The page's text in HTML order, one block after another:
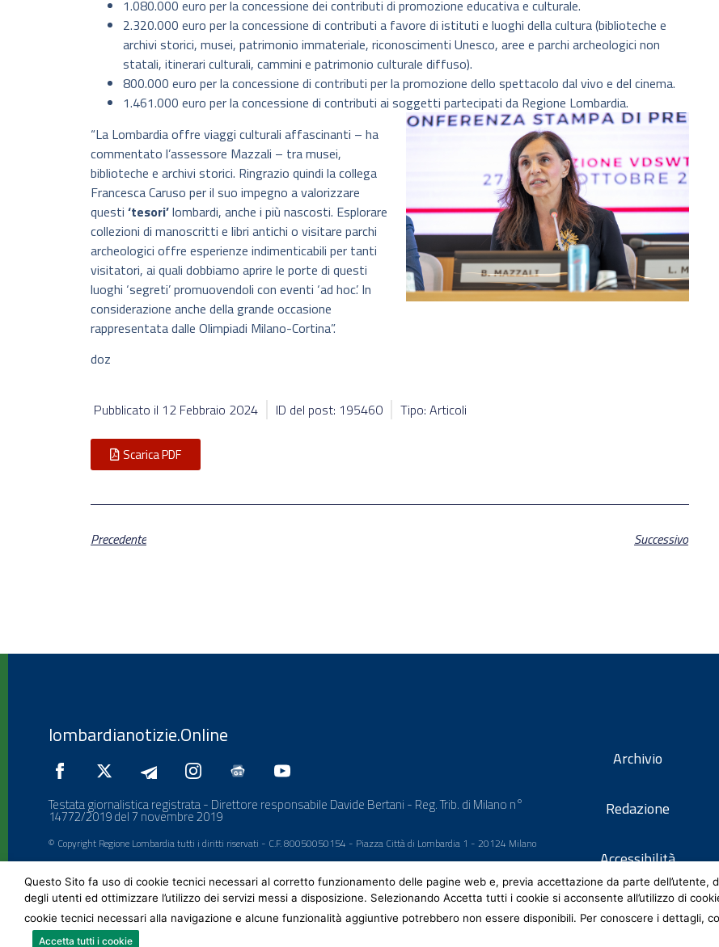
1.080.000 euro per la concessione dei contributi di promozione educativa e culturale.
2.320.000 euro per la concessione di contributi a favore di istituti e luoghi della cultura (biblioteche e
archivi storici, musei, patrimonio immateriale, riconoscimenti Unesco, aree e parchi archeologici non
statali, itinerari culturali, cammini e patrimonio culturale diffuso).
800.000 euro per la concessione di contributi per la promozione dello spettacolo dal vivo e del cinema.
1.461.000 euro per la concessione di contributi ai soggetti partecipati da Regione Lombardia.
“La Lombardia offre viaggi culturali affascinanti – ha
commentato l’assessore Mazzali – tra musei,
biblioteche e archivi storici. Ringrazio quindi la collega
Francesca Caruso per il suo impegno a valorizzare
questi ‘tesori’lombardi, anche i più nascosti. Esplorare
collezioni di manoscritti e libri antichi o visitare parchi
archeologici offre esperienze indimenticabili per tanti
visitatori, ai quali dobbiamo aprire le porte di questi
luoghi ‘segreti’ promuovendoli con eventi ‘ad hoc’. In
considerazione anche della grande occasione
rappresentata dalle Olimpiadi Milano-Cortina”.
doz
Pubblicato il 12 Febbraio 2024 ID del post: 195460 Tipo: Articoli
Scarica PDF
Precedente Successivo
lombardianotizie.Online
Testata giornalistica registrata - Direttore responsabile Davide Bertani - Reg. Trib. di Milano n°
14772/2019 del 7 novembre 2019
© Copyright Regione Lombardia tutti i diritti riservati - C.F. 80050050154 - Piazza Città di Lombardia 1 - 20124 Milano
Archivio
Redazione
Accessibilità
Questo Sito fa uso di cookie tecnici necessari al corretto funzionamento delle pagine web e, previa accettazione da parte dell’utente,
degli utenti ed ottimizzare l’utilizzo dei servizi messi a disposizione. Selezionando Accetta tutti i cookie si acconsente all’utilizzo di
cookie tecnici necessari alla navigazione e alcune funzionalità aggiuntive potrebbero non essere disponibili. Per conoscere i dettagli,
Accetta tutti i cookie